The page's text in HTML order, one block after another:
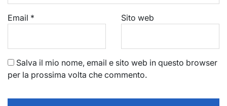
Email * Sito web
Salva il mio nome, email e sito web in questo browser
per la prossima volta che commento.